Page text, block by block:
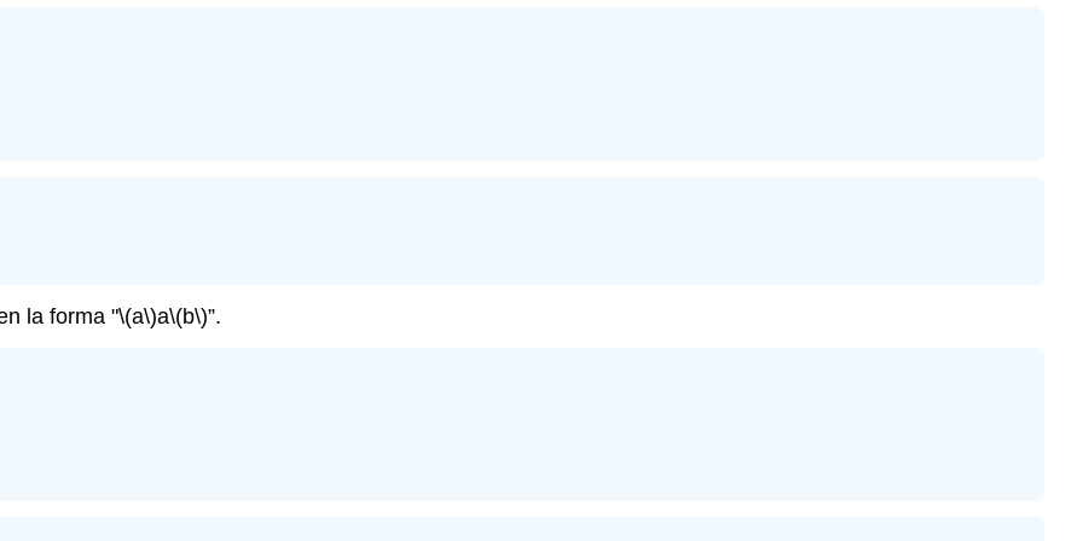
la forma "\(a\)a\(b\)”.